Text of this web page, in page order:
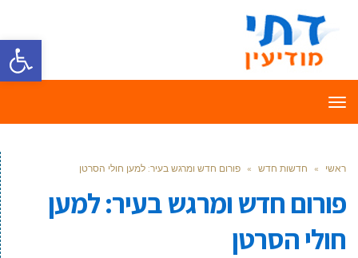
פתח
תפריט
ראשי » חדשות חדש » פורום חדש ומרגש בעיר: למען חולי הסרטן
פורום חדש ומרגש בעיר: למען
חולי הסרטן